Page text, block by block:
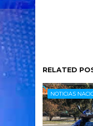
RELATED
NOTICIAS